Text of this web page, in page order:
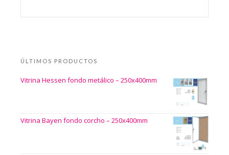
ÚLTIMOS PRODUCTOS
Vitrina Hessen fondo metálico – 250x400mm
Vitrina Bayen fondo corcho – 250x400mm